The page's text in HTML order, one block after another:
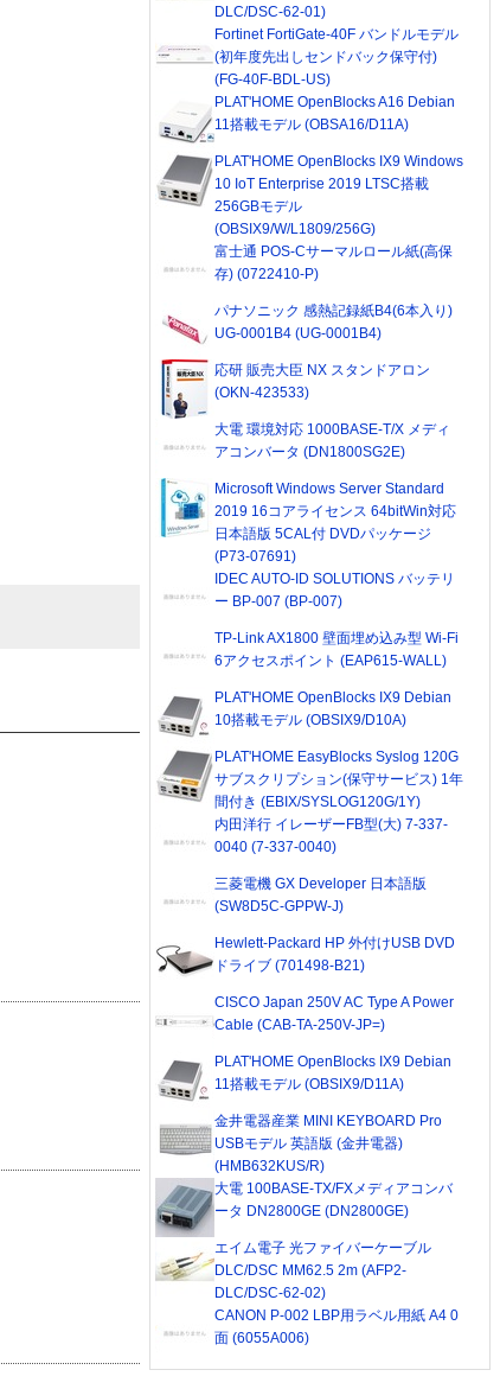
DLC/DSC-62-01)
Fortinet FortiGate-40F バンドルモデル
(初年度先出しセンドバック保守付)
(FG-40F-BDL-US)
PLAT'HOME OpenBlocks A16 Debian
11搭載モデル (OBSA16/D11A)
PLAT'HOME OpenBlocks IX9 Windows
10 IoT Enterprise 2019 LTSC搭載
256GBモデル
(OBSIX9/W/L1809/256G)
富士通 POS-Cサーマルロール紙(高保
存) (0722410-P)
パナソニック 感熱記録紙B4(6本入り)
UG-0001B4 (UG-0001B4)
応研 販売大臣 NX スタンドアロン
(OKN-423533)
大電 環境対応 1000BASE-T/X メディ
アコンバータ (DN1800SG2E)
Microsoft Windows Server Standard
2019 16コアライセンス 64bitWin対応
日本語版 5CAL付 DVDパッケージ
(P73-07691)
IDEC AUTO-ID SOLUTIONS バッテリ
ー BP-007 (BP-007)
TP-Link AX1800 壁面埋め込み型 Wi-Fi
6アクセスポイント (EAP615-WALL)
PLAT'HOME OpenBlocks IX9 Debian
10搭載モデル (OBSIX9/D10A)
PLAT'HOME EasyBlocks Syslog 120G
サブスクリプション(保守サービス) 1年
間付き (EBIX/SYSLOG120G/1Y)
内田洋行 イレーザーFB型(大) 7-337-
0040 (7-337-0040)
三菱電機 GX Developer 日本語版
(SW8D5C-GPPW-J)
Hewlett-Packard HP 外付けUSB DVD
ドライブ (701498-B21)
CISCO Japan 250V AC Type A Power
Cable (CAB-TA-250V-JP=)
PLAT'HOME OpenBlocks IX9 Debian
11搭載モデル (OBSIX9/D11A)
金井電器産業 MINI KEYBOARD Pro
USBモデル 英語版 (金井電器)
(HMB632KUS/R)
大電 100BASE-TX/FXメディアコンバ
ータ DN2800GE (DN2800GE)
エイム電子 光ファイバーケーブル
DLC/DSC MM62.5 2m (AFP2-
DLC/DSC-62-02)
CANON P-002 LBP用ラベル用紙 A4 0
面 (6055A006)